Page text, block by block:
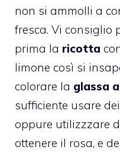
non si ammolli a
fresca. Vi consiglio
prima la ricotta
limone così si
colorare la glassa
sufficiente usare
oppure utilizzzare
ottenere il rosa, e